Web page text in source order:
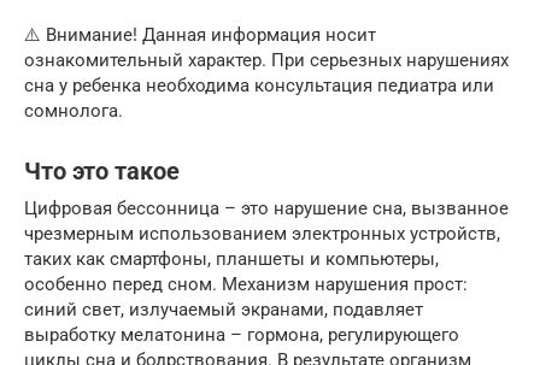
⚠️ Внимание! Данная информация носит
ознакомительный характер. При серьезных нарушениях
сна у ребенка необходима консультация педиатра или
сомнолога.
Что это такое
Цифровая бессонница – это нарушение сна, вызванное
чрезмерным использованием электронных устройств,
таких как смартфоны, планшеты и компьютеры,
особенно перед сном. Механизм нарушения прост:
синий свет, излучаемый экранами, подавляет
выработку мелатонина – гормона, регулирующего
циклы сна и бодрствования. В результате организм